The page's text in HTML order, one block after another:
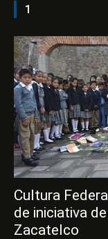
1
Cultura
de iniciativa
Zacatelco